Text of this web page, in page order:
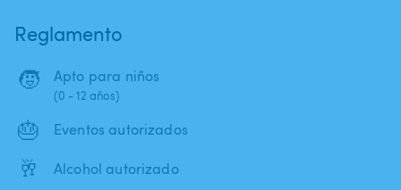
Reglamento
🧒 Apto para niños
(0 - 12 años)
🎂 Eventos autorizados
🥂 Alcohol autorizado